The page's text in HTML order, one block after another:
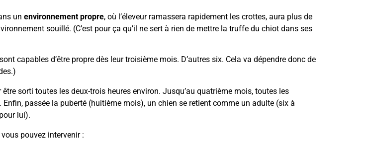
un environnement propre, où l’éleveur ramassera rapidement les crottes, aura plus de
souillé. (C’est pour ça qu’il ne sert à rien de mettre la truffe du chiot dans ses
capables d’être propre dès leur troisième mois. D’autres six. Cela va dépendre donc de
sorti toutes les deux-trois heures environ. Jusqu’au quatrième mois, toutes les
passée la puberté (huitième mois), un chien se retient comme un adulte (six à
lui).
vous pouvez intervenir :